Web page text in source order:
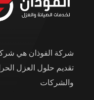
شركة الفوذان هي
تقديم حلول العزل
والشركات